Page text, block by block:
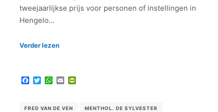
tweejaarlijkse prijs voor personen of instellingen in
Hengelo…
Verder lezen
Facebook
TwitterWhatsApp
Email
FRED VAN DE VEN MENTHOL. DE SYLVESTER